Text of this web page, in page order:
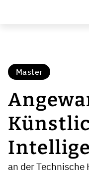
Master
an der